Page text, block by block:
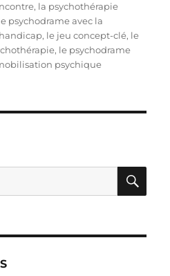
, la psychothérapie
psychodrame avec la
, le jeu concept-clé, le
, le psychodrame
psychique